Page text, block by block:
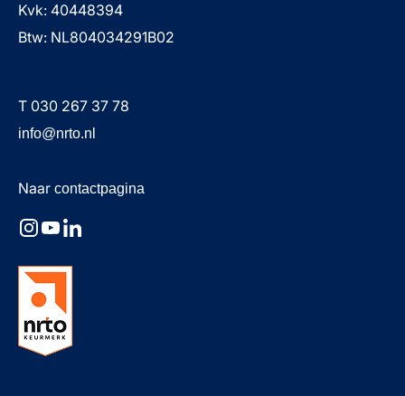
Kvk: 40448394
Btw: NL804034291B02
T 030 267 37 78
info@nrto.nl
Naar contactpagina